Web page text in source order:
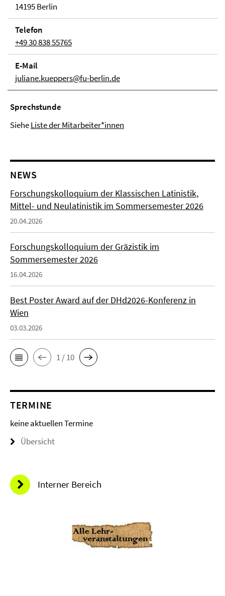
14195 Berlin
Telefon
+49 30 838 55765
E-Mail
juliane.kueppers@fu-berlin.de
Sprechstunde
SieheListe der Mitarbeiter*innen
NEWS
Forschungskolloquium der Klassischen Latinistik,
Mittel- und Neulatinistik im Sommersemester 2026
20.04.2026
Forschungskolloquium der Gräzistik im
Sommersemester 2026
16.04.2026
Best Poster Award auf der DHd2026-Konferenz in
Wien
03.03.2026
1 / 10
TERMINE
keine aktuellen Termine
Übersicht
Interner Bereich